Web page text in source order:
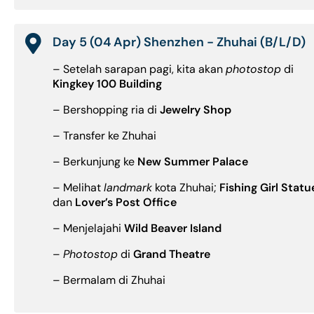
Day 5 (04 Apr) Shenzhen - Zhuhai (B/L/D)
– Setelah sarapan pagi, kita akanphotostopdi
Kingkey 100 Building
– Bershopping ria di Jewelry Shop
– Transfer ke Zhuhai
– Berkunjung ke New Summer Palace
– Melihatlandmark kota Zhuhai; Fishing Girl
dan Lover’s Post Office
– Menjelajahi Wild Beaver Island
– Photostopdi Grand Theatre
– Bermalam di Zhuhai